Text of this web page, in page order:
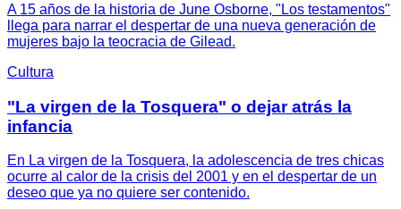
A 15 años de la historia de June Osborne, "Los testamentos"
llega para narrar el despertar de una nueva generación de
mujeres bajo la teocracia de Gilead.
Cultura
"La virgen de la Tosquera" o dejar atrás la
infancia
En La virgen de la Tosquera, la adolescencia de tres chicas
ocurre al calor de la crisis del 2001 y en el despertar de un
deseo que ya no quiere ser contenido.